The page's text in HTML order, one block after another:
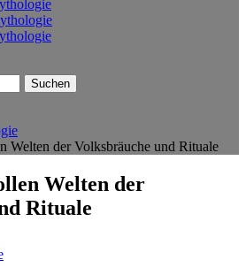
Welten der Volksbräuche und Rituale
Welten der
Rituale